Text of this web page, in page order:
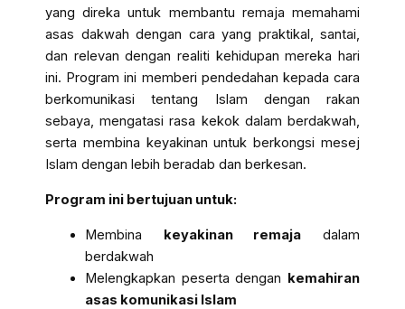
yang direka untuk membantu remaja memahami
asas dakwah dengan cara yang praktikal, santai,
dan relevan dengan realiti kehidupan mereka hari
ini. Program ini memberi pendedahan kepada cara
berkomunikasi tentang Islam dengan rakan
sebaya, mengatasi rasa kekok dalam berdakwah,
serta membina keyakinan untuk berkongsi mesej
Islam dengan lebih beradab dan berkesan.
Program ini bertujuan untuk:
Membina keyakinan remaja dalam
berdakwah
Melengkapkan peserta dengan kemahiran
asas komunikasi Islam